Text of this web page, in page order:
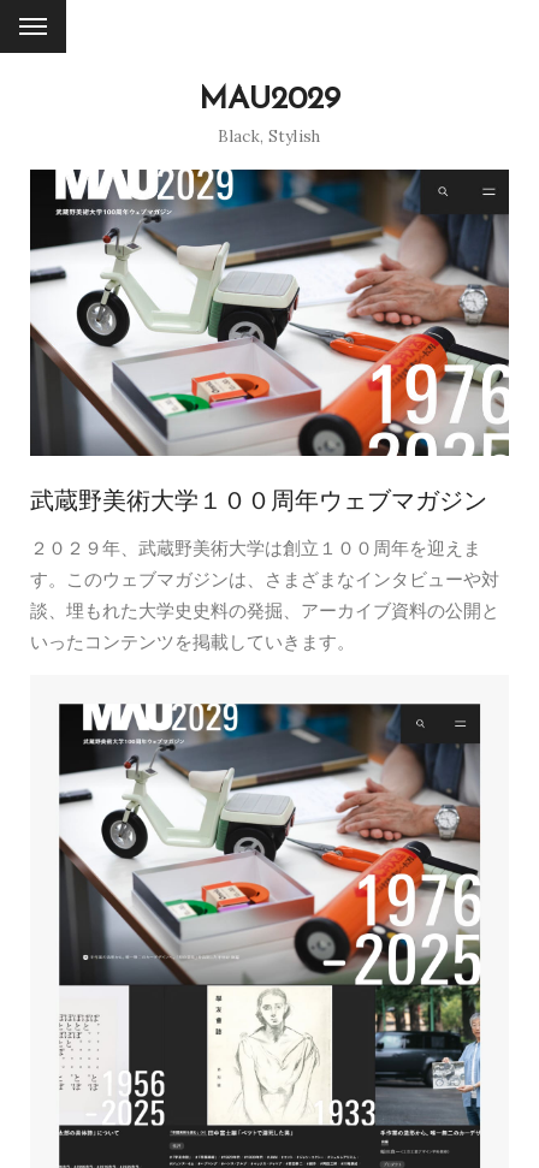
MAU2029
Black, Stylish
武蔵野美術大学１００周年ウェブマガジン
２０２９年、武蔵野美術大学は創立１００周年を迎えま
す。このウェブマガジンは、さまざまなインタビューや対
談、埋もれた大学史史料の発掘、アーカイブ資料の公開と
いったコンテンツを掲載していきます。